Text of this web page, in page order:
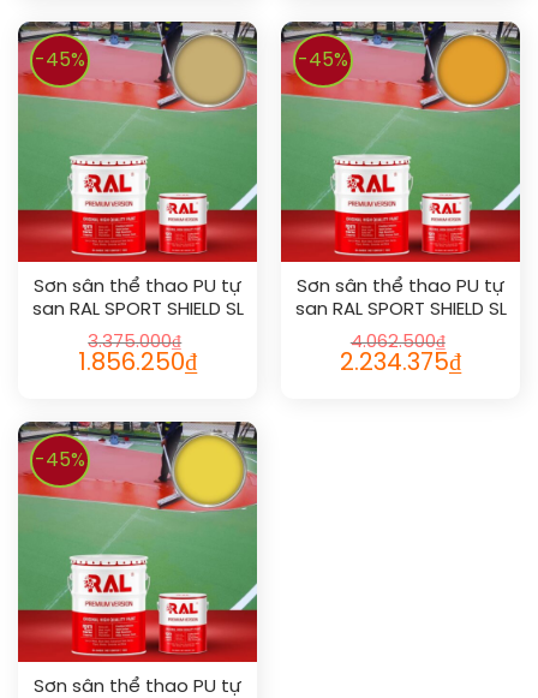
-45%
Sơn sân thể thao PU tự
san RAL SPORT SHIELD SL
1002
3.375.000₫
1.856.250₫
-45%
Sơn sân thể thao PU tự
san RAL SPORT SHIELD SL
1033
4.062.500₫
2.234.375₫
-45%
Sơn sân thể thao PU tự